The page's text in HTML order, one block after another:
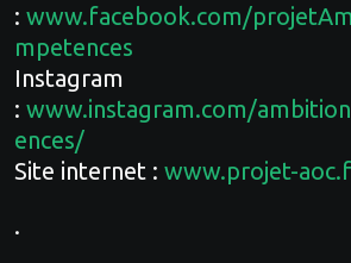
: www.facebook.com/
mpetences
Instagram
: www.instagram.com/
ences/
Site internet : www.projet-
.